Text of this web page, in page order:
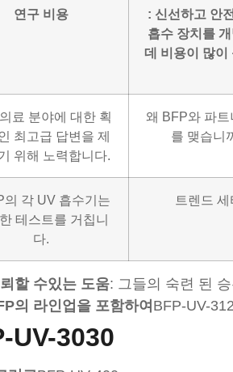
연구 비용
: 신선하고 안
흡수 장치를
데 비용이 많이
료 분야에 대한 획
최고급 답변을 제
위해 노력합니다.
왜 BFP와 파트
를 맺습니
의 각 UV 흡수기는
테스트를 거칩니
다.
트렌드 세
할 수있는 도움: 그들의 숙련 된
의 라인업을 포함하여 BFP-UV-312
UV-3030